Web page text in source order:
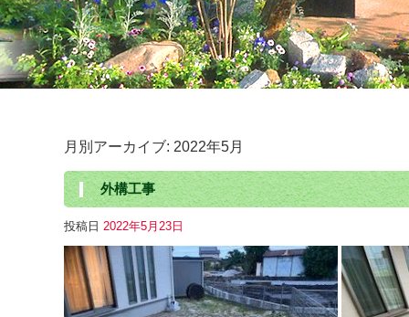
月別アーカイブ: 2022年5月
外構工事
投稿日 2022年5月23日